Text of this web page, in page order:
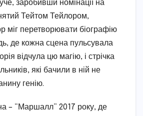
заробивши номінації на
Тейтом Тейлором,
міг перетворювати біографію
де кожна сцена пульсувала
відчула цю магію, і стрічка
які бачили в ній не
генію.
– “Маршалл” 2017 року, де